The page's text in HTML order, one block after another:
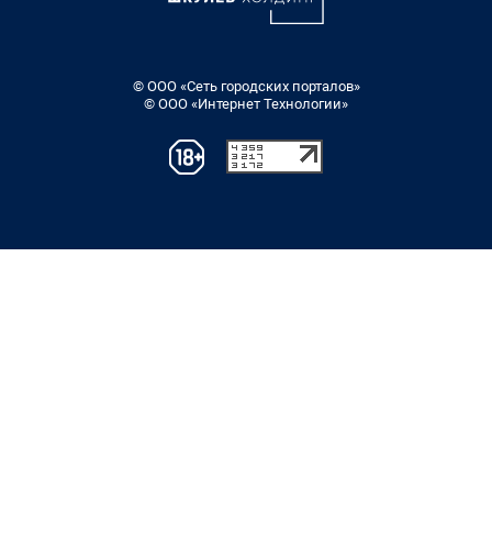
© ООО «Сеть городских порталов»
© ООО «Интернет Технологии»